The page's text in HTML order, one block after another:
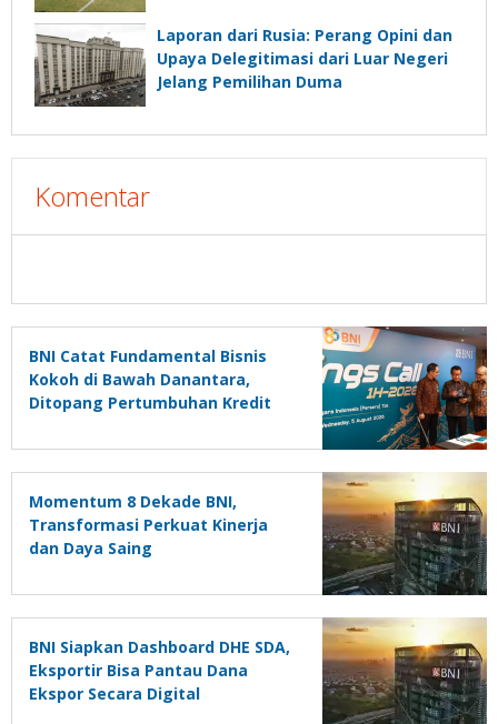
Laporan dari Rusia: Perang Opini dan
Upaya Delegitimasi dari Luar Negeri
Jelang Pemilihan Duma
Komentar
BNI Catat Fundamental Bisnis
Kokoh di Bawah Danantara,
Ditopang Pertumbuhan Kredit
Momentum 8 Dekade BNI,
Transformasi Perkuat Kinerja
dan Daya Saing
BNI Siapkan Dashboard DHE SDA,
Eksportir Bisa Pantau Dana
Ekspor Secara Digital